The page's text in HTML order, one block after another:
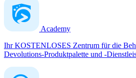
Academy
Ihr KOSTENLOSES Zentrum für die
Devolutions-Produktpalette und -